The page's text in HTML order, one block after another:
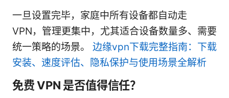
一旦设置完毕，家庭中所有设备都自动走
VPN，管理更集中，尤其适合设备数量多、需要
统一策略的场景。 边缘vpn下载完整指南：下载
安装、速度评估、隐私保护与使用场景全解析
免费 VPN 是否值得信任？